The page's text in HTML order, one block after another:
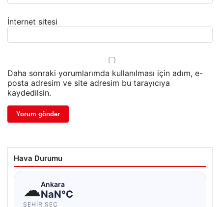
İnternet sitesi
Daha sonraki yorumlarımda kullanılması için adım, e-
posta adresim ve site adresim bu tarayıcıya
kaydedilsin.
Hava Durumu
☁Ankara
NaN°C
ŞEHIR SEÇ